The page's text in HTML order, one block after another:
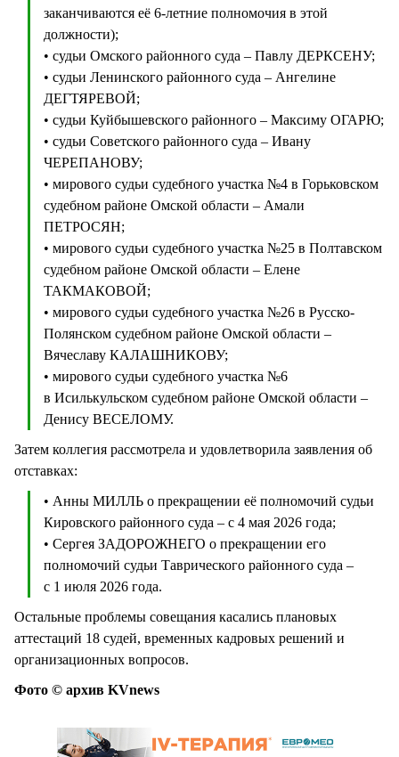
заканчиваются её 6-летние полномочия в этой
должности);
• судьи Омского районного суда – Павлу ДЕРКСЕНУ;
• судьи Ленинского районного суда – Ангелине
ДЕГТЯРЕВОЙ;
• судьи Куйбышевского районного – Максиму ОГАРЮ;
• судьи Советского районного суда – Ивану
ЧЕРЕПАНОВУ;
• мирового судьи судебного участка №4 в Горьковском
судебном районе Омской области – Амали
ПЕТРОСЯН;
• мирового судьи судебного участка №25 в Полтавском
судебном районе Омской области – Елене
ТАКМАКОВОЙ;
• мирового судьи судебного участка №26 в Русско-
Полянском судебном районе Омской области –
Вячеславу КАЛАШНИКОВУ;
• мирового судьи судебного участка №6
в Исилькульском судебном районе Омской области –
Денису ВЕСЕЛОМУ.
Затем коллегия рассмотрела и удовлетворила заявления об
отставках:
• Анны МИЛЛЬ о прекращении её полномочий судьи
Кировского районного суда – с 4 мая 2026 года;
• Сергея ЗАДОРОЖНЕГО о прекращении его
полномочий судьи Таврического районного суда –
с 1 июля 2026 года.
Остальные проблемы совещания касались плановых
аттестаций 18 судей, временных кадровых решений и
организационных вопросов.
Фото © архив KVnews